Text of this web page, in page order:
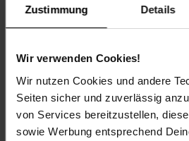
Zustimmung Details
Wir verwenden Cookies!
Wir nutzen Cookies und andere
Seiten sicher und zuverlässig
von Services bereitzustellen,
sowie Werbung entsprechend
Artikel gehört zur Kategorie:
Versandinformationen
Herstellerinformationen